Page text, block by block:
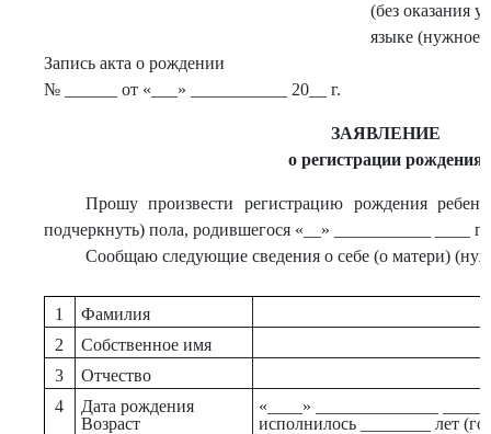
(без оказания
языке (нужное
Запись акта о рождении
№ ______ от «___» ___________ 20__ г.
ЗАЯВЛЕНИЕ
о регистрации рождения
Прошу произвести регистрацию рождения
подчеркнуть) пола, родившегося «__» ___________ ____ г.
Сообщаю следующие сведения о себе (о матери)
1
Фамилия
2
Собственное имя
3
Отчество
4
Дата рождения
Возраст
«____» ______________ _____
исполнилось ________ лет